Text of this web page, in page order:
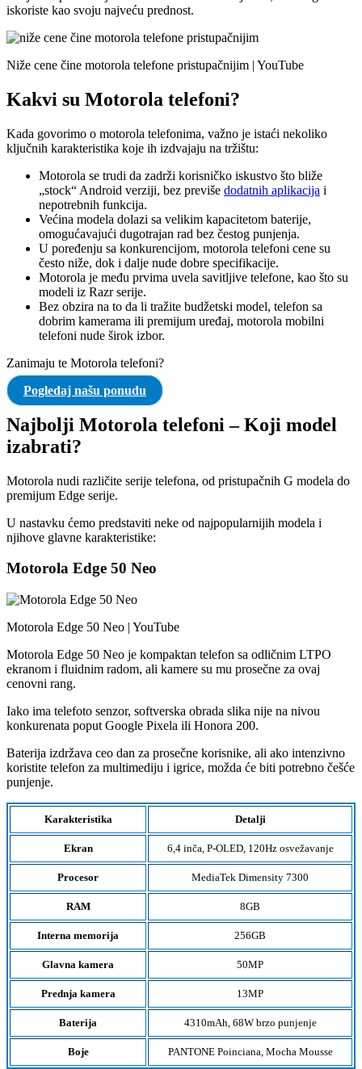
iskoriste kao svoju najveću prednost.
Niže cene čine motorola telefone pristupačnijim | YouTube
Kakvi su Motorola telefoni?
Kada govorimo o motorola telefonima, važno je istaći nekoliko
ključnih karakteristika koje ih izdvajaju na tržištu:
Motorola se trudi da zadrži korisničko iskustvo što bliže
„stock“ Android verziji, bez previše dodatnih aplikacija i
nepotrebnih funkcija.
Većina modela dolazi sa velikim kapacitetom baterije,
omogućavajući dugotrajan rad bez čestog punjenja.
U poređenju sa konkurencijom, motorola telefoni cene su
često niže, dok i dalje nude dobre specifikacije.
Motorola je među prvima uvela savitljive telefone, kao što su
modeli iz Razr serije.
Bez obzira na to da li tražite budžetski model, telefon sa
dobrim kamerama ili premijum uređaj, motorola mobilni
telefoni nude širok izbor.
Zanimaju te Motorola telefoni?
Pogledaj našu ponudu
Najbolji Motorola telefoni – Koji model
izabrati?
Motorola nudi različite serije telefona, od pristupačnih G modela do
premijum Edge serije.
U nastavku ćemo predstaviti neke od najpopularnijih modela i
njihove glavne karakteristike:
Motorola Edge 50 Neo
Motorola Edge 50 Neo | YouTube
Motorola Edge 50 Neo je kompaktan telefon sa odličnim LTPO
ekranom i fluidnim radom, ali kamere su mu prosečne za ovaj
cenovni rang.
Iako ima telefoto senzor, softverska obrada slika nije na nivou
konkurenata poput Google Pixela ili Honora 200.
Baterija izdržava ceo dan za prosečne korisnike, ali ako intenzivno
koristite telefon za multimediju i igrice, možda će biti potrebno češće
punjenje.
Karakteristika Detalji
Ekran 6,4 inča, P-OLED, 120Hz osvežavanje
Procesor MediaTek Dimensity 7300
RAM 8GB
Interna memorija 256GB
Glavna kamera 50MP
Prednja kamera 13MP
Baterija 4310mAh, 68W brzo punjenje
Boje PANTONE Poinciana, Mocha Mousse